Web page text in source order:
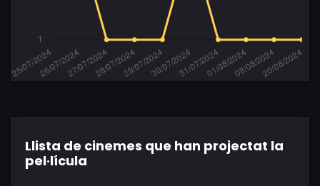
Llista de cinemes que han projectat la
pel·lícula